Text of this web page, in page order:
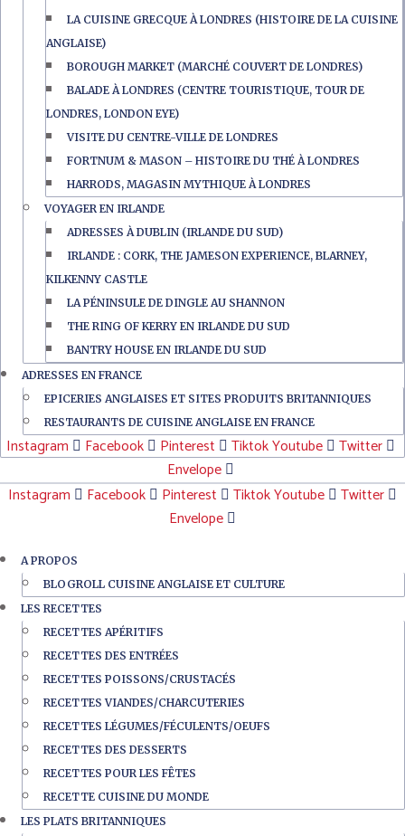
LA CUISINE GRECQUE À LONDRES (HISTOIRE DE LA CUISINE
ANGLAISE)
BOROUGH MARKET (MARCHÉ COUVERT DE LONDRES)
BALADE À LONDRES (CENTRE TOURISTIQUE, TOUR DE
LONDRES, LONDON EYE)
VISITE DU CENTRE-VILLE DE LONDRES
FORTNUM & MASON – HISTOIRE DU THÉ À LONDRES
HARRODS, MAGASIN MYTHIQUE À LONDRES
VOYAGER EN IRLANDE
ADRESSES À DUBLIN (IRLANDE DU SUD)
IRLANDE : CORK, THE JAMESON EXPERIENCE, BLARNEY,
KILKENNY CASTLE
LA PÉNINSULE DE DINGLE AU SHANNON
THE RING OF KERRY EN IRLANDE DU SUD
BANTRY HOUSE EN IRLANDE DU SUD
ADRESSES EN FRANCE
EPICERIES ANGLAISES ET SITES PRODUITS BRITANNIQUES
RESTAURANTS DE CUISINE ANGLAISE EN FRANCE
Instagram Facebook Pinterest TiktokYoutube
Twitter
Envelope
Instagram
Facebook Pinterest TiktokYoutube
Twitter
Envelope
A PROPOS
BLOGROLL CUISINE ANGLAISE ET CULTURE
LES RECETTES
RECETTES APÉRITIFS
RECETTES DES ENTRÉES
RECETTES POISSONS/CRUSTACÉS
RECETTES VIANDES/CHARCUTERIES
RECETTES LÉGUMES/FÉCULENTS/OEUFS
RECETTES DES DESSERTS
RECETTES POUR LES FÊTES
RECETTE CUISINE DU MONDE
LES PLATS BRITANNIQUES